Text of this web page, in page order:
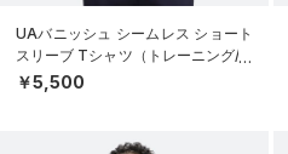
UAバニッシュ シームレス ショート
スリーブ Tシャツ（トレーニング/M
EN）
￥5,500